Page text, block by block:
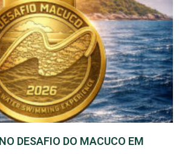
DESAFIO DO MACUCO EM